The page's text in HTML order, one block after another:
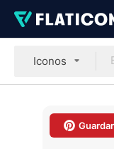
Iconos
Guardar